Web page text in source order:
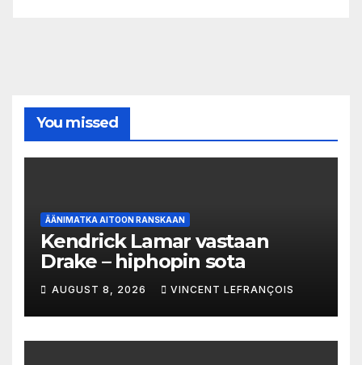
You missed
ÄÄNIMATKA AITOON RANSKAAN
Kendrick Lamar vastaan
Drake – hiphopin sota
AUGUST 8, 2026 VINCENT LEFRANÇOIS